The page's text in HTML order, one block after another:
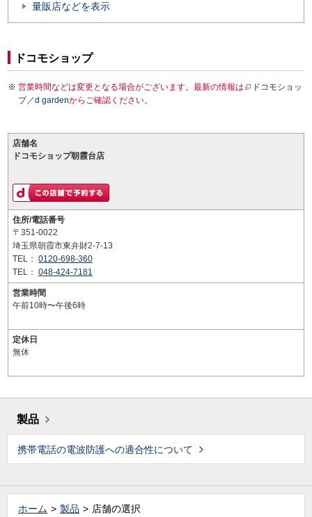
量販店などを表示
ドコモショップ
営業時間などは変更となる場合がございます。最新の情報は
ドコモショッ
プ／d gardenからご確認ください。
店舗名
ドコモショップ朝霞台店
住所/電話番号
〒351-0022
埼玉県朝霞市東弁財2-7-13
TEL： 0120-698-360
TEL： 048-424-7181
営業時間
午前10時〜午後6時
定休日
無休
製品
携帯電話の電波防護への適合性について
ホーム 製品 店舗の選択